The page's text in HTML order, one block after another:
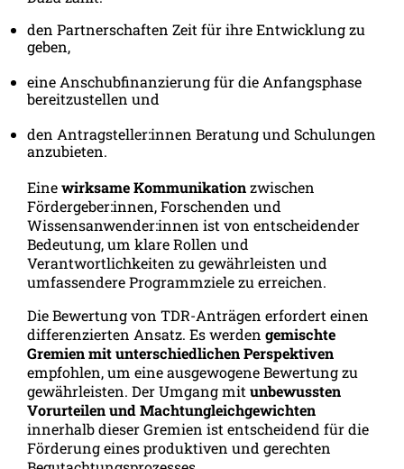
den Partnerschaften Zeit für ihre Entwicklung zu
geben,
eine Anschubfinanzierung für die Anfangsphase
bereitzustellen und
den Antragsteller:innen Beratung und Schulungen
anzubieten.
Einewirksame Kommunikationzwischen
Fördergeber:innen, Forschenden und
Wissensanwender:innen ist von entscheidender
Bedeutung, um klare Rollen und
Verantwortlichkeiten zu gewährleisten und
umfassendere Programmziele zu erreichen.
Die Bewertung von TDR-Anträgen erfordert einen
differenzierten Ansatz. Es werden gemischte
Gremien mit unterschiedlichen Perspektiven
empfohlen, um eine ausgewogene Bewertung zu
gewährleisten. Der Umgang mit unbewussten
Vorurteilen und Machtungleichgewichten
innerhalb dieser Gremien ist entscheidend für die
Förderung eines produktiven und gerechten